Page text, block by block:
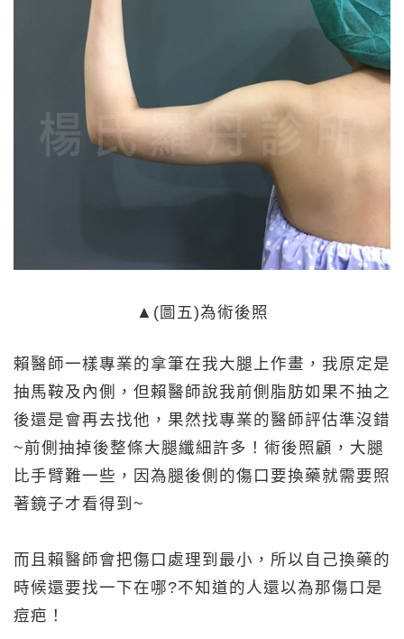
▲(圖五)為術後照
賴醫師一樣專業的拿筆在我大腿上作畫，我原定是
抽馬鞍及內側，但賴醫師說我前側脂肪如果不抽之
後還是會再去找他，果然找專業的醫師評估準沒錯
~前側抽掉後整條大腿纖細許多！術後照顧，大腿
比手臂難一些，因為腿後側的傷口要換藥就需要照
著鏡子才看得到~
而且賴醫師會把傷口處理到最小，所以自己換藥的
時候還要找一下在哪?不知道的人還以為那傷口是
痘疤！